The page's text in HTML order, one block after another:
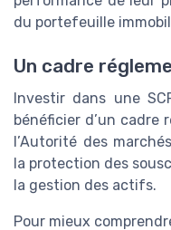
du portefeuille
Un cadre
Investir dans une
bénéficier d’un cadre
l’Autorité des
la protection des
la gestion des actifs.
Pour mieux